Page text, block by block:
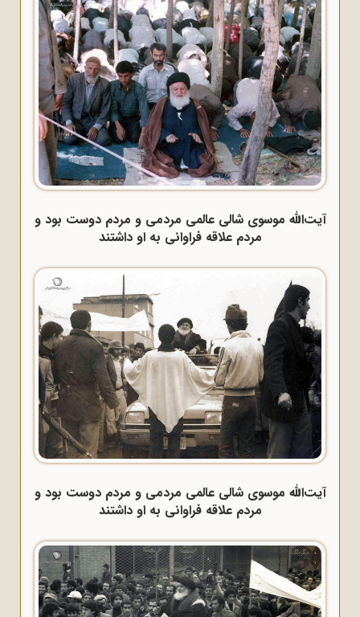
آیت‌الله موسوی شالی عالمی مردمی و مردم دوست بود و
مردم علاقه فراوانی به او داشتند
آیت‌الله موسوی شالی عالمی مردمی و مردم دوست بود و
مردم علاقه فراوانی به او داشتند